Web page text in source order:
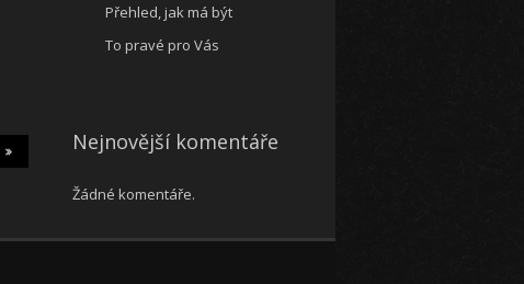
Přehled, jak má být
To pravé pro Vás
Nejnovější komentáře
Žádné komentáře.